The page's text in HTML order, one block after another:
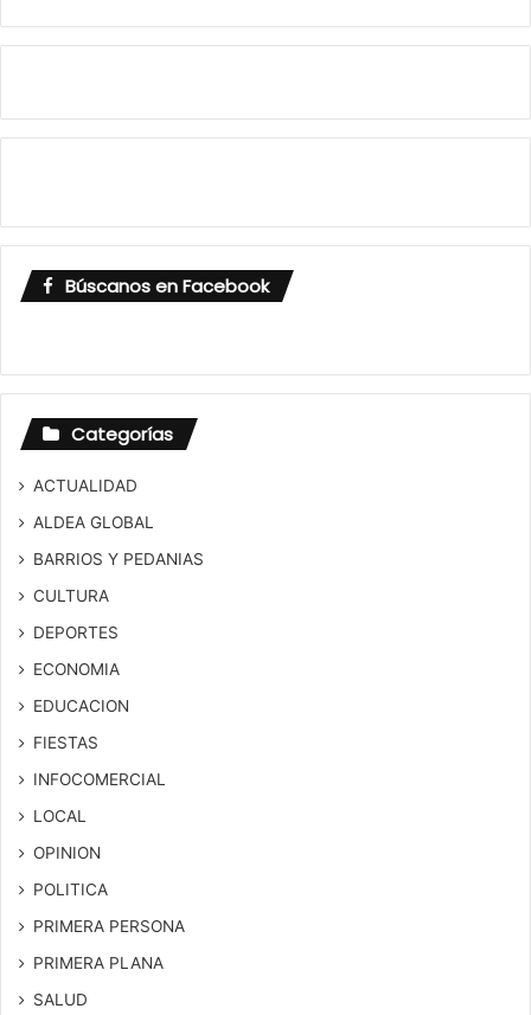
Búscanos en Facebook
Categorías
ACTUALIDAD
ALDEA GLOBAL
BARRIOS Y PEDANIAS
CULTURA
DEPORTES
ECONOMIA
EDUCACION
FIESTAS
INFOCOMERCIAL
LOCAL
OPINION
POLITICA
PRIMERA PERSONA
PRIMERA PLANA
SALUD